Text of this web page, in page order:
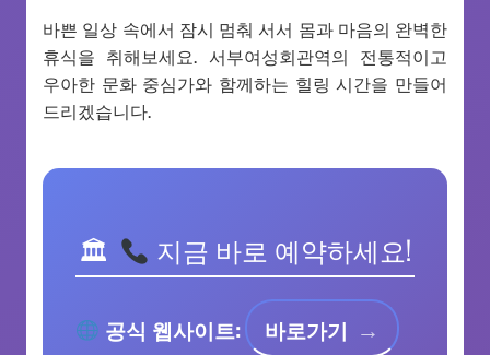
바쁜 일상 속에서 잠시 멈춰 서서 몸과 마음의 완벽한
휴식을 취해보세요. 서부여성회관역의 전통적이고
우아한 문화 중심가와 함께하는 힐링 시간을 만들어
드리겠습니다.
지금 바로 예약하세요!
공식 웹사이트:
바로가기